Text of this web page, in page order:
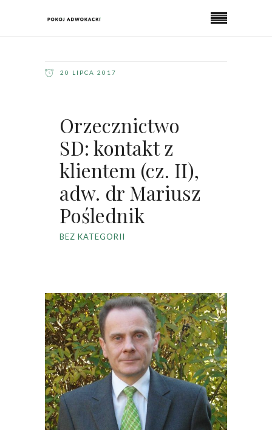
20 LIPCA 2017
Orzecznictwo
SD: kontakt z
klientem (cz. II),
adw. dr Mariusz
Poślednik
BEZ KATEGORII